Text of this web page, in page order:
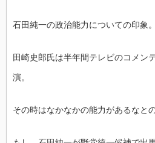
石田純一の政治能力についての印象。
田崎史郎氏は半年間テレビのコメン
演。
その時はなかなかの能力があるなと